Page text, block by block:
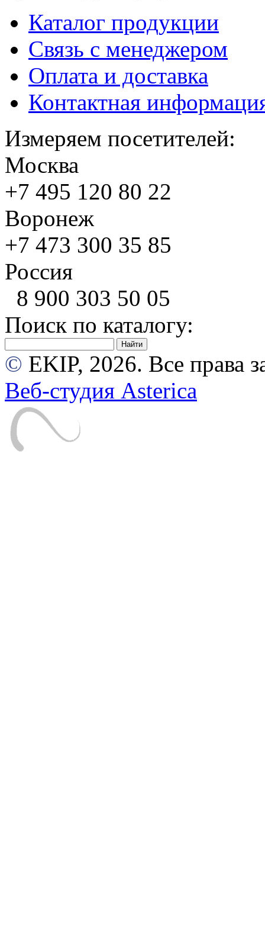
Каталог продукции
Связь с менеджером
Оплата и доставка
Контактная
Измеряем посетителей:
Москва
+7 495 120 80 22
Воронеж
+7 473 300 35 85
Россия
8 900 303 50 05
Поиск по каталогу:
© EKIP, 2026. Все права
Веб-студия Asterica